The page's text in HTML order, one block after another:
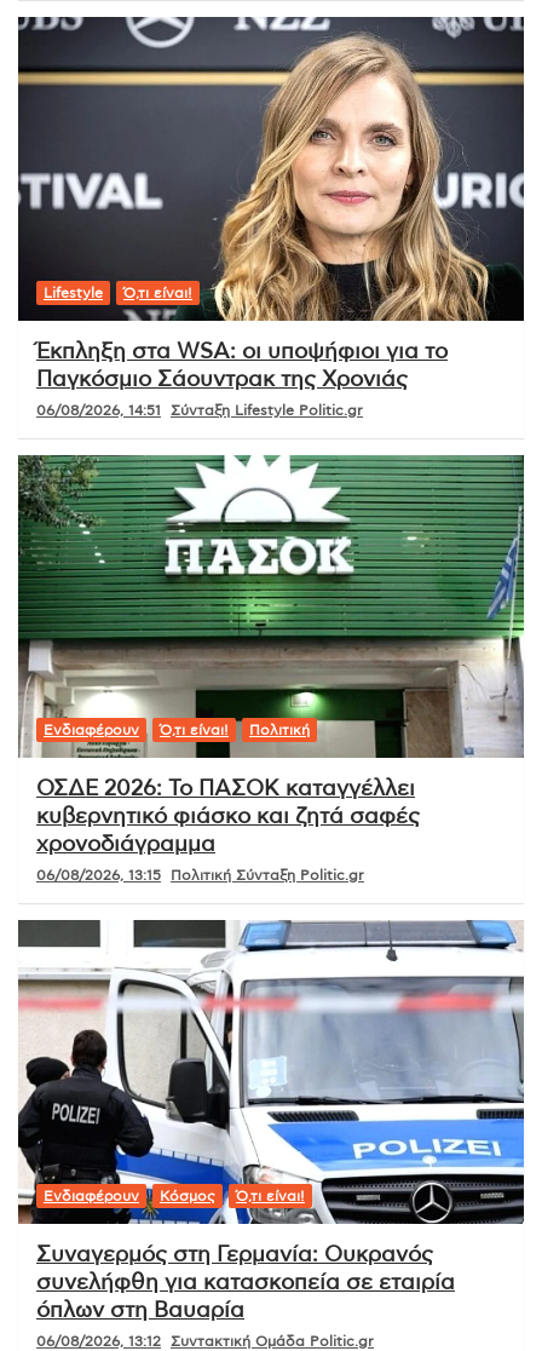
Lifestyle Ό,τι είναι!
Έκπληξη στα WSA: οι υποψήφιοι για το
Παγκόσμιο Σάουντρακ της Χρονιάς
06/08/2026, 14:51 Σύνταξη Lifestyle Politic.gr
Ενδιαφέρουν Ό,τι είναι! Πολιτική
ΟΣΔΕ 2026: Το ΠΑΣΟΚ καταγγέλλει
κυβερνητικό φιάσκο και ζητά σαφές
χρονοδιάγραμμα
06/08/2026, 13:15 Πολιτική Σύνταξη Politic.gr
Ενδιαφέρουν Κόσμος Ό,τι είναι!
Συναγερμός στη Γερμανία: Ουκρανός
συνελήφθη για κατασκοπεία σε εταιρία
όπλων στη Βαυαρία
06/08/2026, 13:12 Συντακτική Ομάδα Politic.gr